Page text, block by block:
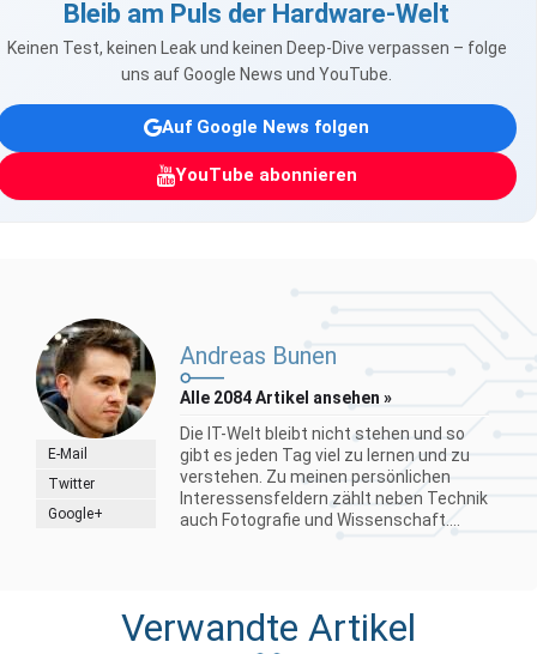
Bleib am Puls der Hardware-Welt
Keinen Test, keinen Leak und keinen Deep-Dive verpassen – folge
uns auf Google News und YouTube.
Auf Google News folgen
YouTube abonnieren
E-Mail
Twitter
Google+
Andreas Bunen
Alle 2084 Artikel ansehen »
Die IT-Welt bleibt nicht stehen und so
gibt es jeden Tag viel zu lernen und zu
verstehen. Zu meinen persönlichen
Interessensfeldern zählt neben Technik
auch Fotografie und Wissenschaft....
Verwandte Artikel